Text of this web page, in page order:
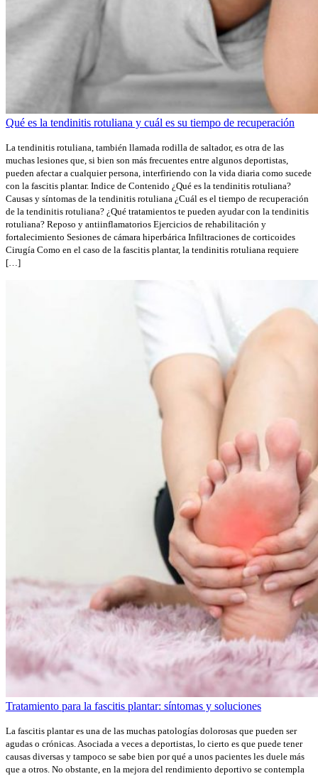
Qué es la tendinitis rotuliana y cuál es su tiempo de recuperación
La tendinitis rotuliana, también llamada rodilla de saltador, es otra de las
muchas lesiones que, si bien son más frecuentes entre algunos deportistas,
pueden afectar a cualquier persona, interfiriendo con la vida diaria como sucede
con la fascitis plantar. Indice de Contenido ¿Qué es la tendinitis rotuliana?
Causas y síntomas de la tendinitis rotuliana ¿Cuál es el tiempo de recuperación
de la tendinitis rotuliana? ¿Qué tratamientos te pueden ayudar con la tendinitis
rotuliana? Reposo y antiinflamatorios Ejercicios de rehabilitación y
fortalecimiento Sesiones de cámara hiperbárica Infiltraciones de corticoides
Cirugía Como en el caso de la fascitis plantar, la tendinitis rotuliana requiere
[…]
Tratamiento para la fascitis plantar: síntomas y soluciones
La fascitis plantar es una de las muchas patologías dolorosas que pueden ser
agudas o crónicas. Asociada a veces a deportistas, lo cierto es que puede tener
causas diversas y tampoco se sabe bien por qué a unos pacientes les duele más
que a otros. No obstante, en la mejora del rendimiento deportivo se contempla